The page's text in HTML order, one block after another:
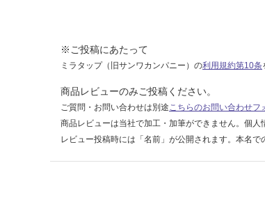
※ご投稿にあたって
ミラタップ（旧サンワカンパニー）の利用規約第10条
商品レビューのみご投稿ください。
ご質問・お問い合わせは別途こちらのお問い合わせフ
商品レビューは当社で加工・加筆ができません。個
レビュー投稿時には「名前」が公開されます。本名